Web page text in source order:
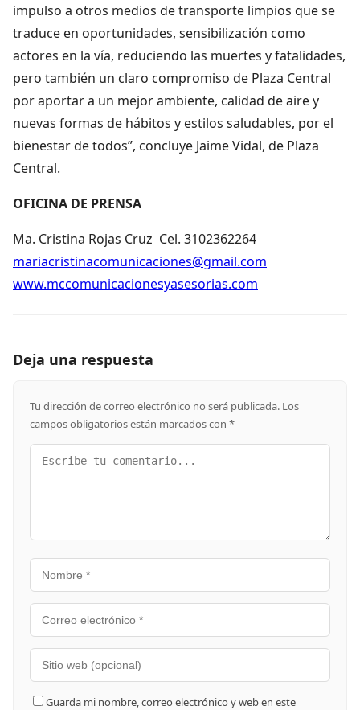
impulso a otros medios de transporte limpios que se
traduce en oportunidades, sensibilización como
actores en la vía, reduciendo las muertes y fatalidades,
pero también un claro compromiso de Plaza Central
por aportar a un mejor ambiente, calidad de aire y
nuevas formas de hábitos y estilos saludables, por el
bienestar de todos”, concluye Jaime Vidal, de Plaza
Central.
OFICINA DE PRENSA
Ma. Cristina Rojas Cruz Cel. 3102362264
mariacristinacomunicaciones@gmail.com
www.mccomunicacionesyasesorias.com
Deja una respuesta
Tu dirección de correo electrónico no será publicada. Los
campos obligatorios están marcados con *
Guarda mi nombre, correo electrónico y web en este